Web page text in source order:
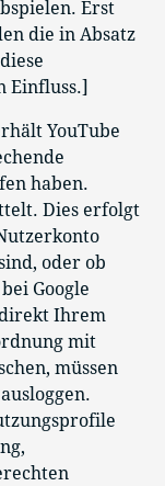
Erst
die in Absatz
YouTube
haben.
Dies erfolgt
oder ob
Google
Ihrem
mit
müssen